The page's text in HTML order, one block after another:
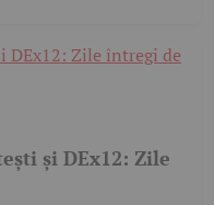
și DEx12: Zile